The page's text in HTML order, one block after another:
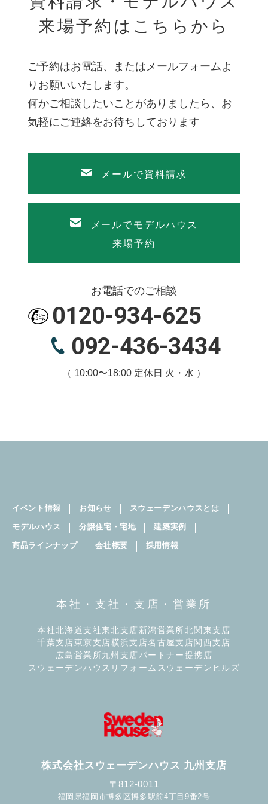
来場予約はこちらから
ご予約はお電話、またはメールフォームよ
りお願いいたします。
何かご相談したいことがありましたら、お
気軽にご連絡をお待ちしております
メールで資料請求
メールでモデルハウス
来場予約
お電話でのご相談
0120-934-625
092-436-3434
（ 10:00〜18:00 定休日 火・水 ）
株式会社スウェーデンハウス 九州支店
〒812-0011
福岡県福岡市博多区博多駅前4丁目9番2号
イベント情報 お知らせ スウェーデンハウスとは
モデルハウス 分譲住宅・宅地 建築実例
商品ラインナップ 会社概要 採用情報
本社・支社・支店・営業所
本社北海道支社東北支店 新潟営業所北関東支店
千葉支店 東京支店 横浜支店名古屋支店 関西支店
広島営業所九州支店 パートナー提携店
スウェーデンハウスリフォーム スウェーデンヒルズ